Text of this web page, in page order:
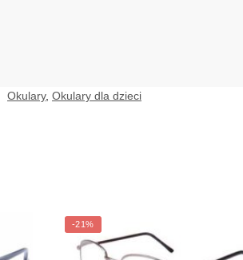
Okulary, Okulary dla dzieci
-21%